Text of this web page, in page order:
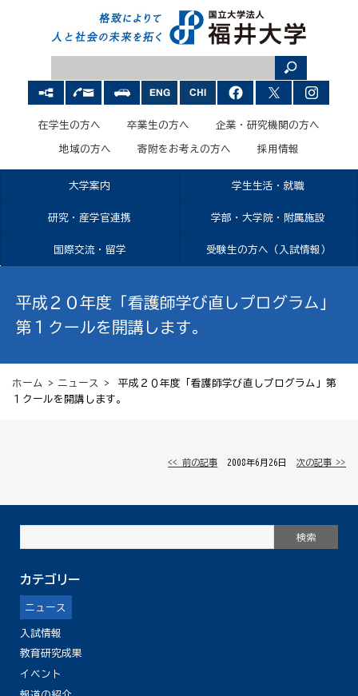
在学生の方へ 卒業生の方へ 企業・研究機関の方へ
地域の方へ 寄附をお考えの方へ 採用情報
大学案内 学生生活・就職
研究・産学官連携 学部・大学院・附属施設
国際交流・留学 受験生の方へ（入試情報）
平成２０年度「看護師学び直しプログラム」
第１クールを開講します。
ホーム > ニュース
> 平成２０年度「看護師学び直しプログラム」第
１クールを開講します。
<< 前の記事 │ 2008年6月26日 │次の記事 >>
カテゴリー
ニュース
入試情報
教育研究成果
イベント